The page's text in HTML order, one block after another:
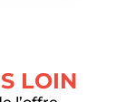
LOIN